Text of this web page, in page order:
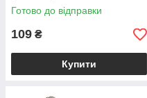
Готово до відправки
109 ₴
Купити